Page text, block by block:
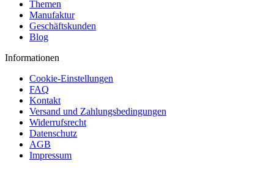
Themen
Manufaktur
Geschäftskunden
Blog
Informationen
Cookie-Einstellungen
FAQ
Kontakt
Versand und Zahlungsbedingungen
Widerrufsrecht
Datenschutz
AGB
Impressum